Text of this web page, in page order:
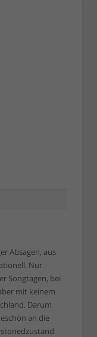
Absagen, aus
Nur
Songtagen, bei
mit keinem
Darum
an die